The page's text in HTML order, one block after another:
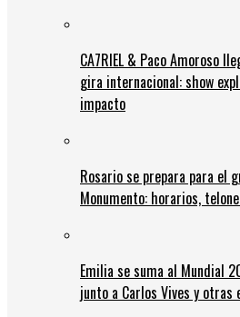
CA7RIEL & Paco Amoroso
gira internacional: show
impacto
Rosario se prepara para el
Monumento: horarios,
Emilia se suma al Mundial
junto a Carlos Vives y